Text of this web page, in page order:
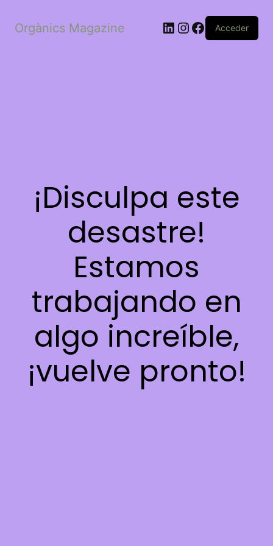
Orgànics Magazine LinkedIn
Instagram
Facebook
Acceder
¡Disculpa este
desastre!
Estamos
trabajando en
algo increíble,
¡vuelve pronto!